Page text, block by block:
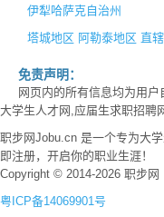
伊犁哈萨克自治州
塔城地区 阿勒泰地区 直
免责声明：
网页内的所有信息均为用
大学生人才网,应届生求职招聘
职步网Jobu.cn 是一个专为大
即注册，开启你的职业生涯！
Copyright © 2014-2026 职步
粤ICP备14069901号